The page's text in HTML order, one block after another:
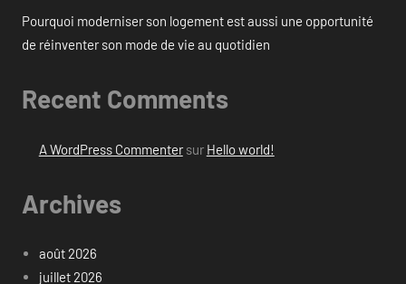
Pourquoi moderniser son logement est aussi une opportunité
de réinventer son mode de vie au quotidien
Recent Comments
A WordPress Commentersur Hello world!
Archives
août 2026
juillet 2026